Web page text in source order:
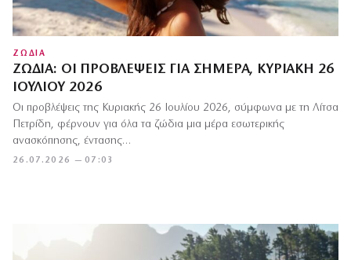
ΖΩΔΙΑ
ΖΏΔΙΑ: ΟΙ ΠΡΟΒΛΈΨΕΙΣ ΓΙΑ ΣΉΜΕΡΑ, ΚΥΡΙΑΚΉ 26
ΙΟΥΛΊΟΥ 2026
26.07.2026 — 07:03
Οι προβλέψεις της Κυριακής 26 Ιουλίου 2026, σύμφωνα με τη Λίτσα
Πετρίδη, φέρνουν για όλα τα ζώδια μια μέρα εσωτερικής
ανασκόπησης, έντασης…